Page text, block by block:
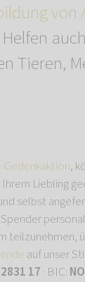
von
Tieren,
Gedenkaktion,
Liebling
selbst
teilzunehmen,
auf unser
17 · BIC: